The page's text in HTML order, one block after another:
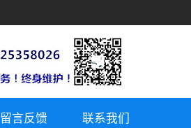
留言反馈 联系我们